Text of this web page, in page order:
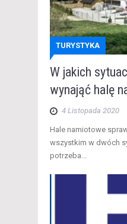
TURYSTYKA
W jakich
wynająć halę
4 Listopada 2020
Hale namiotowe
wszystkim w dwóch
potrzeba...